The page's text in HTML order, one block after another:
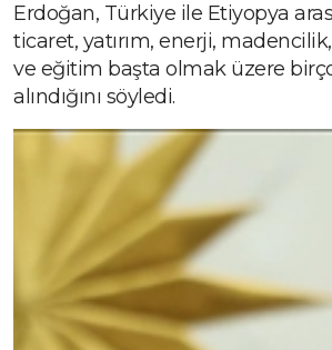
Erdoğan, Türkiye ile Etiyopya
ticaret, yatırım, enerji,
ve eğitim başta olmak üzere
alındığını söyledi.